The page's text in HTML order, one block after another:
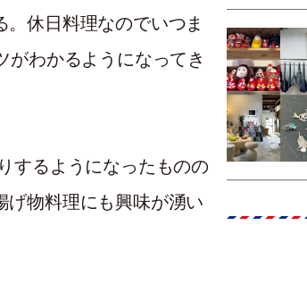
休日料理なのでいつま
がわかるようになってき
するようになったものの
げ物料理にも興味が湧い